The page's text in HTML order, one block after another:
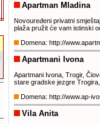
Apartman Mladina
Novouređeni privatni
plaža pružit će vam istinski
Domena: http://
Apartmani Ivona
Apartmani Ivona, Trogir,
stare gradske jezgre
Domena: http://www.ap-
Vila Anita